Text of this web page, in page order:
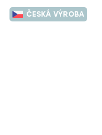
ČESKÁ VÝROBA